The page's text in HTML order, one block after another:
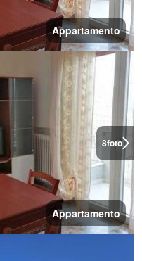
Appartamento
8foto
Appartamento